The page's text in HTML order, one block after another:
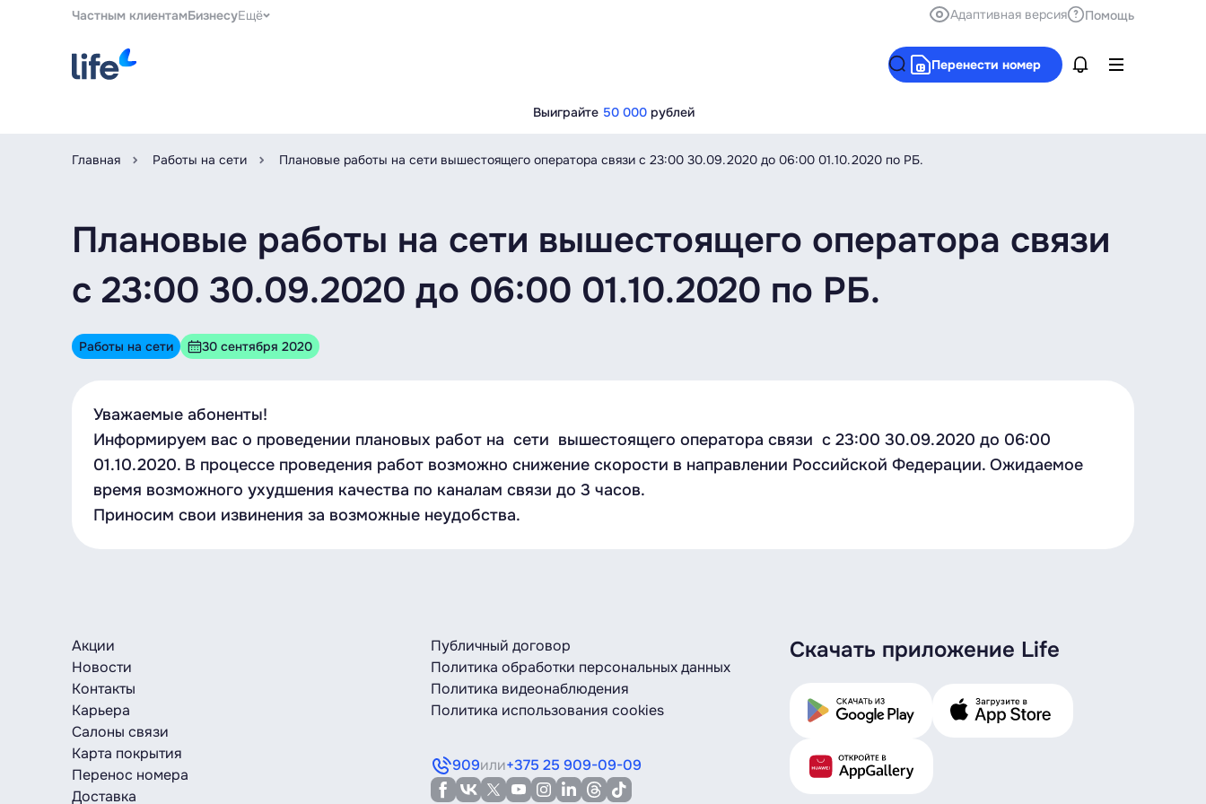
Частным клиентамБизнесуЕщё Адаптивная версия Помощь
Перенести номер
Выиграйте 50 000 рублей
Главная Работы на сети Плановые работы на сети вышестоящего оператора связи с 23:00 30.09.2020 до 06:00 01.10.2020 по РБ.
Плановые работы на сети вышестоящего оператора связи
с 23:00 30.09.2020 до 06:00 01.10.2020 по РБ.
Работы на сети 30 сентября 2020
Уважаемые абоненты!
Информируем вас о проведении плановых работ на сети вышестоящего оператора связи с 23:00 30.09.2020 до 06:00
01.10.2020. В процессе проведения работ возможно снижение скорости в направлении Российской Федерации. Ожидаемое
время возможного ухудшения качества по каналам связи до 3 часов.
Приносим свои извинения за возможные неудобства.
Акции
Новости
Контакты
Карьера
Салоны связи
Карта покрытия
Перенос номера
Доставка
Публичный договор
Политика обработки персональных данных
Политика видеонаблюдения
Политика использования cookies
909или+375 25 909-09-09
Скачать приложение Life